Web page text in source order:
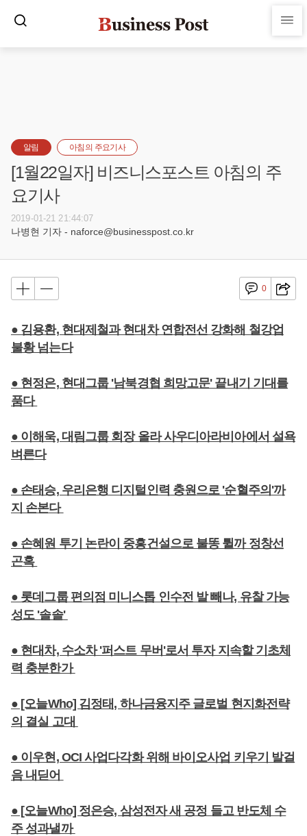
알림 아침의 주요기사
[1월22일자] 비즈니스포스트 아침의 주
요기사
2019-01-21 21:44:07
나병현 기자 - naforce@businesspost.co.kr
0
● 김용환, 현대제철과 현대차 연합전선 강화해 철강업
불황 넘는다
● 현정은, 현대그룹 '남북경협 희망고문' 끝내기 기대를
품다
● 이해욱, 대림그룹 회장 올라 사우디아라비아에서 설욕
벼른다
● 손태승, 우리은행 디지털인력 충원으로 '순혈주의'까
지 손본다
● 손혜원 투기 논란이 중흥건설으로 불똥 튈까 정창선
곤혹
● 롯데그룹 편의점 미니스톱 인수전 발 빼나, 유찰 가능
성도 '솔솔'
● 현대차, 수소차 '퍼스트 무버'로서 투자 지속할 기초체
력 충분한가
● [오늘Who] 김정태, 하나금융지주 글로벌 현지화전략
의 결실 고대
● 이우현, OCI 사업다각화 위해 바이오사업 키우기 발걸
음 내딛어
● [오늘Who] 정은승, 삼성전자 새 공정 들고 반도체 수
주 성과낼까